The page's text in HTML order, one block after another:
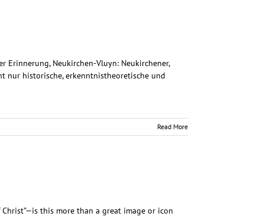
Erinnerung, Neukirchen-Vluyn: Neukirchener,
nur historische, erkenntnistheoretische und
Read More
Christ”—is this more than a great image or icon